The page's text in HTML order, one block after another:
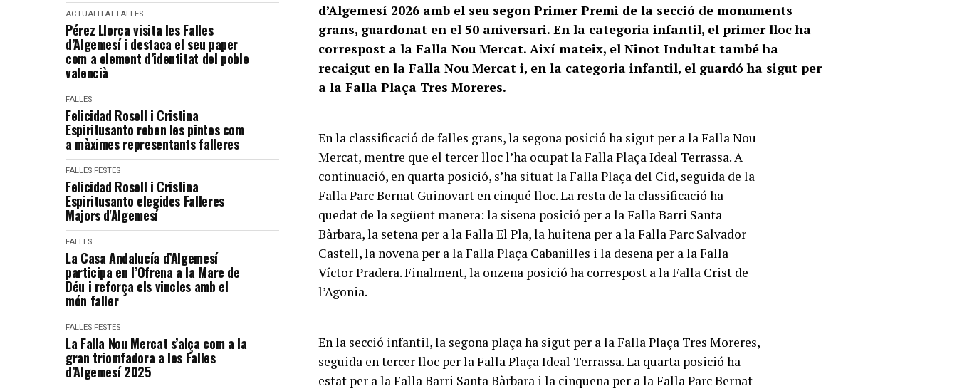
ACTUALITAT FALLES
Pérez Llorca visita les Falles
d’Algemesí i destaca el seu paper
com a element d’identitat del poble
valencià
FALLES
Felicidad Rosell i Cristina
Espiritusanto reben les pintes com
a màximes representants falleres
FALLES FESTES
Felicidad Rosell i Cristina
Espiritusanto elegides Falleres
Majors d'Algemesí
FALLES
La Casa Andalucía d’Algemesí
participa en l’Ofrena a la Mare de
Déu i reforça els vincles amb el
món faller
FALLES FESTES
La Falla Nou Mercat s’alça com a la
gran triomfadora a les Falles
d’Algemesí 2025
d’Algemesí 2026 amb el seu segon Primer Premi de la secció de monuments
grans, guardonat en el 50 aniversari. En la categoria infantil, el primer lloc ha
correspost a la Falla Nou Mercat. Així mateix, el Ninot Indultat també ha
recaigut en la Falla Nou Mercat i, en la categoria infantil, el guardó ha sigut per
a la Falla Plaça Tres Moreres.
En la classificació de falles grans, la segona posició ha sigut per a la Falla Nou
Mercat, mentre que el tercer lloc l’ha ocupat la Falla Plaça Ideal Terrassa. A
continuació, en quarta posició, s’ha situat la Falla Plaça del Cid, seguida de la
Falla Parc Bernat Guinovart en cinqué lloc. La resta de la classificació ha
quedat de la següent manera: la sisena posició per a la Falla Barri Santa
Bàrbara, la setena per a la Falla El Pla, la huitena per a la Falla Parc Salvador
Castell, la novena per a la Falla Plaça Cabanilles i la desena per a la Falla
Víctor Pradera. Finalment, la onzena posició ha correspost a la Falla Crist de
l’Agonia.
En la secció infantil, la segona plaça ha sigut per a la Falla Plaça Tres Moreres,
seguida en tercer lloc per la Falla Plaça Ideal Terrassa. La quarta posició ha
estat per a la Falla Barri Santa Bàrbara i la cinquena per a la Falla Parc Bernat